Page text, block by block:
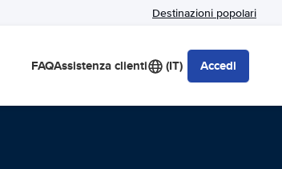
Destinazioni popolari
FAQAssistenza clienti (IT) Accedi